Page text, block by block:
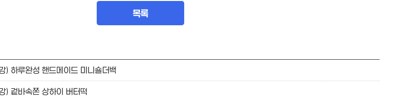
목록
) 하루완성 핸드메이드 미니숄더백
) 겉바속쫀 상하이 버터떡